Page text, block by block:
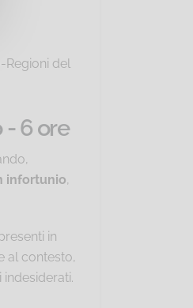
Regioni del
- 6 ore
infortunio,
in
al contesto,